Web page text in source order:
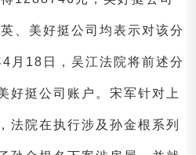
、美好挺公司均表示对该分
月18日，吴江法院将前述分
好挺公司账户。宋军针对上
法院在执行涉及孙金根系列